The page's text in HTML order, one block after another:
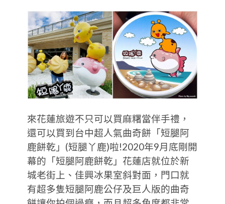
來花蓮旅遊不只可以買麻糬當伴手禮，
還可以買到台中超人氣曲奇餅「短腿阿
鹿餅乾」(短腿丫鹿)啦!2020年9月底剛開
幕的「短腿阿鹿餅乾」花蓮店就位於新
城老街上、佳興冰果室斜對面，門口就
有超多隻短腿阿鹿公仔及巨人版的曲奇